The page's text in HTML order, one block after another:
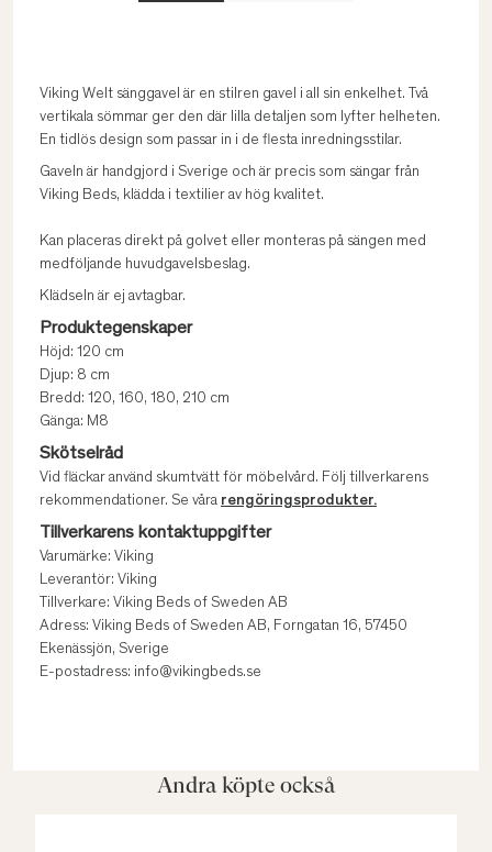
Viking Welt sänggavel är en stilren gavel i all sin enkelhet. Två
vertikala sömmar ger den där lilla detaljen som lyfter helheten.
En tidlös design som passar in i de flesta inredningsstilar.
Gaveln är handgjord i Sverige och är precis som sängar från
Viking Beds, klädda i textilier av hög kvalitet.
Kan placeras direkt på golvet eller monteras på sängen med
medföljande huvudgavelsbeslag.
Klädseln är ej avtagbar.
Produktegenskaper
Höjd: 120 cm
Djup: 8 cm
Bredd: 120, 160, 180, 210 cm
Gänga: M8
Skötselråd
Vid fläckar använd skumtvätt för möbelvård. Följ tillverkarens
rekommendationer. Se våra rengöringsprodukter.
Tillverkarens kontaktuppgifter
Varumärke: Viking
Leverantör: Viking
Tillverkare: Viking Beds of Sweden AB
Adress: Viking Beds of Sweden AB, Forngatan 16, 57450
Ekenässjön, Sverige
E-postadress: info@vikingbeds.se
Andra köpte också